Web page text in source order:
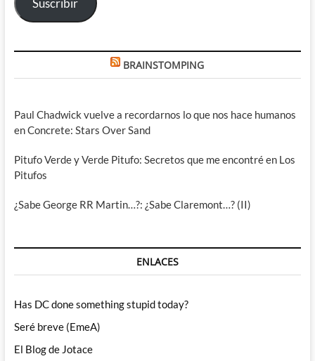
Suscribir
BRAINSTOMPING
Paul Chadwick vuelve a recordarnos lo que nos hace humanos
en Concrete: Stars Over Sand
Pitufo Verde y Verde Pitufo: Secretos que me encontré en Los
Pitufos
¿Sabe George RR Martin…?: ¿Sabe Claremont…? (II)
ENLACES
Has DC done something stupid today?
Seré breve (EmeA)
El Blog de Jotace